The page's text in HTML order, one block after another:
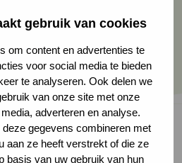
gebruik van cookies
om content en advertenties te
voor social media te bieden
te analyseren. Ook delen we
van onze site met onze
adverteren en analyse.
gegevens combineren met
aan ze heeft verstrekt of die ze
basis van uw gebruik van hun